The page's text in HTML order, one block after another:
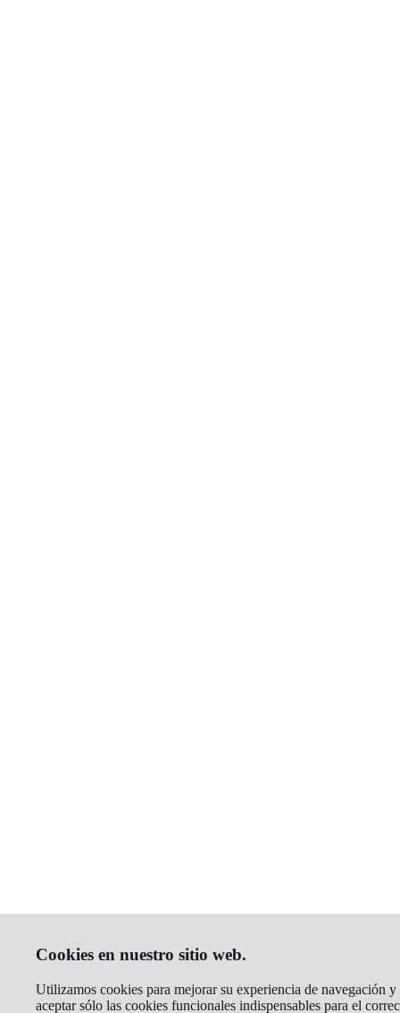
Cookies en nuestro sitio web.
Utilizamos cookies para mejorar su experiencia de navegación
aceptar sólo las cookies funcionales indispensables para el